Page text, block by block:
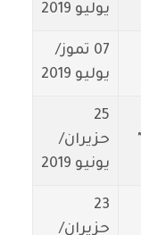
يوليو 2019
07 تموز/
يوليو 2019
25
حزيران/
يونيو 2019
23
حزيران/